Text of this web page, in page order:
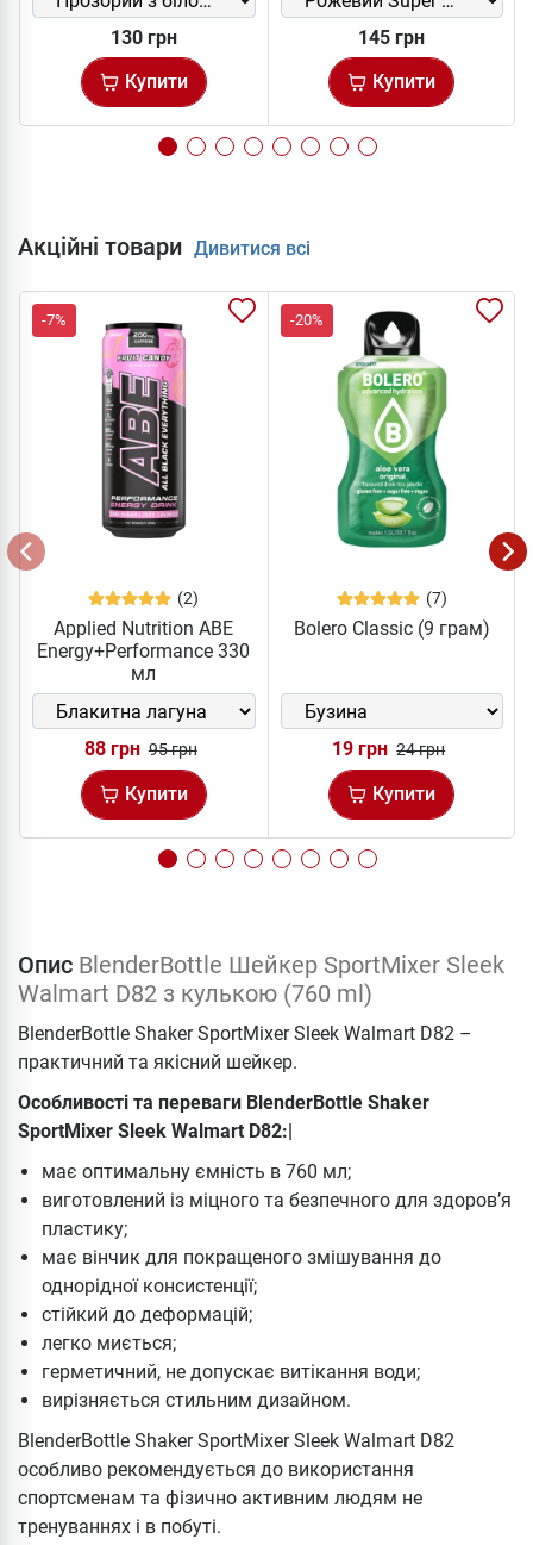
130 грн
Купити
145 грн
Купити
Акційні товари Дивитися всі
-7%
(2)
Applied Nutrition ABE
Energy+Performance 330
мл
88 грн 95 грн
Купити
-20%
(7)
Bolero Classic (9 грам)
19 грн 24 грн
Купити
Опис BlenderBottle Шейкер SportMixer Sleek
Walmart D82 з кулькою (760 ml)
BlenderBottle Shaker SportMixer Sleek Walmart D82 –
практичний та якісний шейкер.
Особливості та переваги BlenderBottle Shaker
SportMixer Sleek Walmart D82:|
має оптимальну ємність в 760 мл;
виготовлений із міцного та безпечного для здоров’я
пластику;
має вінчик для покращеного змішування до
однорідної консистенції;
стійкий до деформацій;
легко миється;
герметичний, не допускає витікання води;
вирізняється стильним дизайном.
BlenderBottle Shaker SportMixer Sleek Walmart D82
особливо рекомендується до використання
спортсменам та фізично активним людям не
тренуваннях і в побуті.